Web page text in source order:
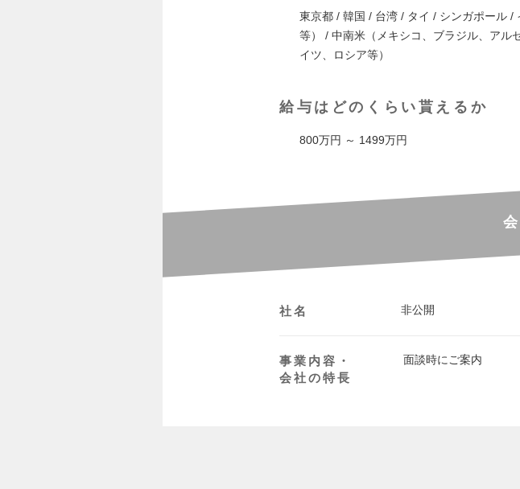
東京都 / 韓国 / 台湾 / タイ / シンガポール
等） / 中南米（メキシコ、ブラジル、アル
イツ、ロシア等）
給与はどのくらい貰えるか
800万円 ～ 1499万円
社名 非公開
事業内容・
会社の特長
面談時にご案内